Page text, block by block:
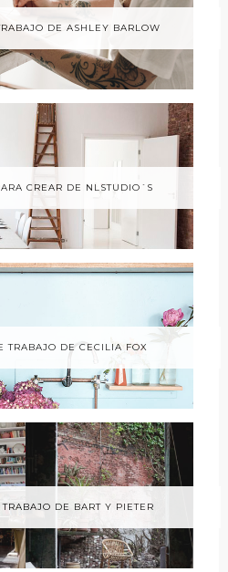
DE ASHLEY BARLOW
CREAR DE NLSTUDIO´S
TRABAJO DE CECILIA FOX
DE BART Y PIETER